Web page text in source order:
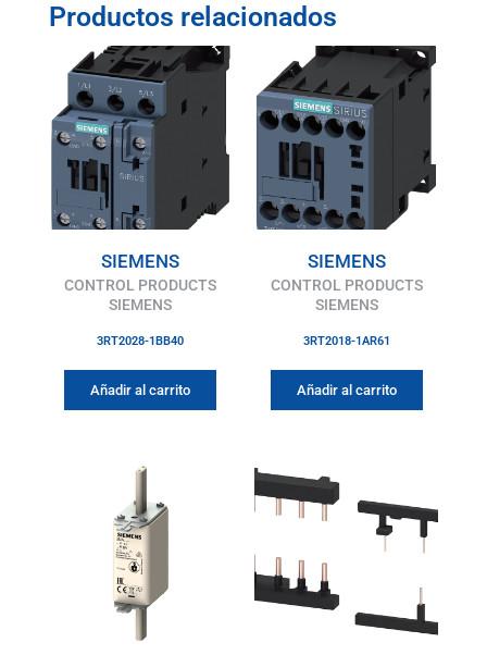
Productos relacionados
SIEMENS
CONTROL PRODUCTS
SIEMENS
3RT2028-1BB40
Añadir al carrito
SIEMENS
CONTROL PRODUCTS
SIEMENS
3RT2018-1AR61
Añadir al carrito